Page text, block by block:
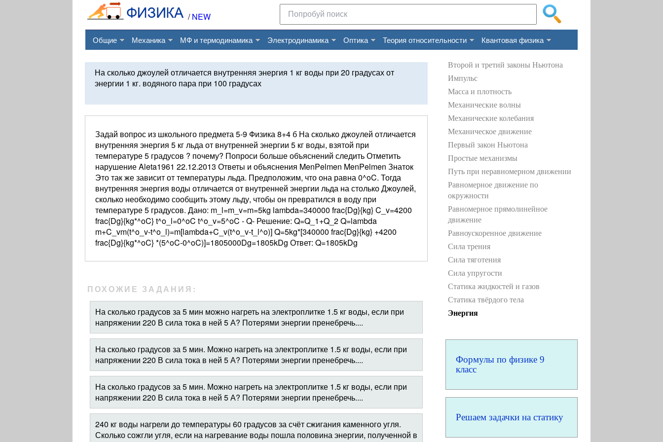
/NEW
Общие Механика МФ и термодинамика Электродинамика Оптика Теория относительности Квантовая физика
На сколько джоулей отличается внутренняя энергия 1 кг воды при 20 градусах от
энергии 1 кг. водяного пара при 100 градусах
Задай вопрос из школьного предмета 5-9 Физика 8+4 б На сколько джоулей отличается
внутренняя энергия 5 кг льда от внутренней энергии 5 кг воды, взятой при
температуре 5 градусов ? почему? Попроси больше объяснений следить Отметить
нарушение Aleta1961 22.12.2013 Ответы и объяснения MenPelmen MenPelmen Знаток
Это так же зависит от температуры льда. Предположим, что она равна 0^oC. Тогда
внутренняя энергия воды отличается от внутренней энергии льда на столько Джоулей,
сколько необходимо сообщить этому льду, чтобы он превратился в воду при
температуре 5 градусов. Дано: m_l=m_v=m=5kg lambda=340000 frac{Dg}{kg} C_v=4200
frac{Dg}{kg*^oC} t^o_l=0^oC t^o_v=5^oC - Q- Решение: Q=Q_1+Q_2 Q=lambda
m+C_vm(t^o_v-t^o_l)=m[lambda+C_v(t^o_v-t_l^o)] Q=5kg*[340000 frac{Dg}{kg} +4200
frac{Dg}{kg*^oC} *(5^oC-0^oC)]=1805000Dg=1805kDg Ответ: Q=1805kDg
ПОХОЖИЕ ЗАДАНИЯ:
На сколько градусов за 5 мин можно нагреть на электроплитке 1.5 кг воды, если при
напряжении 220 В сила тока в ней 5 А? Потерями энергии пренебречь....
На сколько градусов за 5 мин. Можно нагреть на электроплитке 1.5 кг воды, если при
напряжении 220 В сила тока в ней 5 А? Потерями энергии пренебречь....
На сколько градусов за 5 мин. Можно нагреть на электроплитке 1.5 кг воды, если при
напряжении 220 В сила тока в ней 5 А? Потерями энергии пренебречь....
240 кг воды нагрели до температуры 60 градусов за счёт сжигания каменного угля.
Сколько сожгли угля, если на нагревание воды пошла половина энергии, полученной в
Второй и третий законы Ньютона
Импульс
Масса и плотность
Механические волны
Механические колебания
Механическое движение
Первый закон Ньютона
Простые механизмы
Путь при неравномерном движении
Равномерное движение по
окружности
Равномерное прямолинейное
движение
Равноускоренное движение
Сила трения
Сила тяготения
Сила упругости
Статика жидкостей и газов
Статика твёрдого тела
Энергия
Формулы по физике 9
класс
Решаем задачки на статику